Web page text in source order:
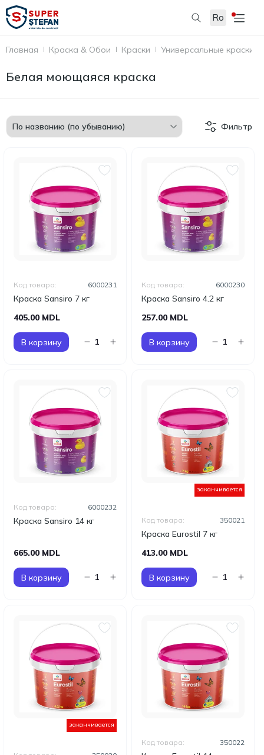
Ro
Главная Краска & Обои Краски Универсальные краски
Белая моющаяся краска
Фильтр
Краска Sansiro 7 кг
Код товара: 6000231
405.00 MDL
В корзину
Краска Sansiro 4.2 кг
Код товара: 6000230
257.00 MDL
В корзину
Краска Sansiro 14 кг
Код товара: 6000232
665.00 MDL
В корзину
заканчивается
Краска Eurostil 7 кг
Код товара: 350021
413.00 MDL
В корзину
заканчивается
Код товара: 350022